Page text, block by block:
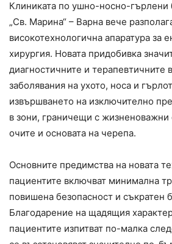
Клиниката по ушно-носно-
„Св. Марина“ – Варна вече
високотехнологична апаратура за
хирургия. Новата придобивка
диагностичните и терапевтичните
заболявания на ухото, носа и
извършването на изключително
в зони, граничещи с жизненоважни
очите и основата на черепа.
Основните предимства на новата
пациентите включват минимална
повишена безопасност и съкратен
Благодарение на щадящия
пациентите изпитват по-малка